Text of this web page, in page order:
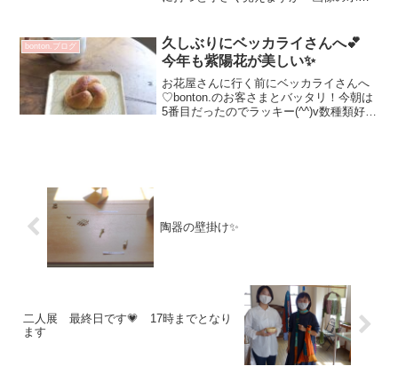
本日も皆さまのお越しを お待ちしてお
ります☆ご質問...
bonton.ブログ
久しぶりにベッカライさんへ💕
今年も紫陽花が美しい✨
お花屋さんに行く前にベッカライさんへ
♡bonton.のお客さまとバッタリ！今朝は
5番目だったのでラッキー(^^)v数種類好き
陶器の壁掛け✨
二人展 最終日です💗 17時までとなり
ます